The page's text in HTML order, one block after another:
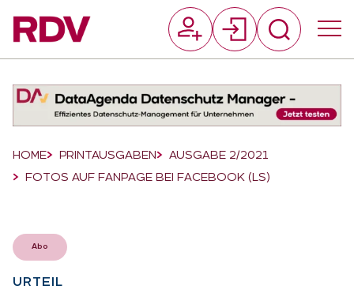
Breadcrumb-Navigation
HOME PRINTAUSGABEN
AUSGABE 2/2021
FOTOS AUF FANPAGE BEI FACEBOOK (LS)
Abo
UR­TEIL